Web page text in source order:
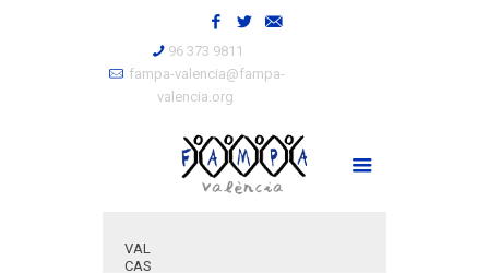
96 373 9811
fampa-valencia@fampa-
valencia.org
VAL
CAS